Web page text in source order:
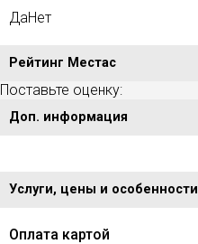
ДаНет
Рейтинг Местас
Поставьте оценку:
Доп. информация
Услуги, цены и особенности
Оплата картой